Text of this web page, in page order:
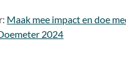
Maak mee impact en doe
2024